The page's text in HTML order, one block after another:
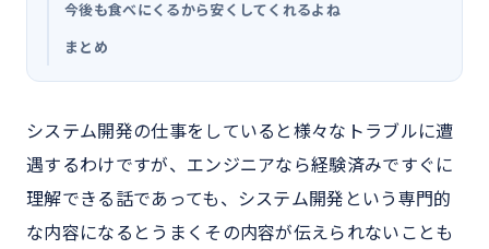
今後も食べにくるから安くしてくれるよね
まとめ
システム開発の仕事をしていると様々なトラブルに遭
遇するわけですが、エンジニアなら経験済みですぐに
理解できる話であっても、システム開発という専門的
な内容になるとうまくその内容が伝えられないことも